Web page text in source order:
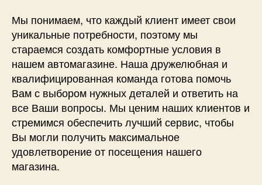
Мы понимаем, что каждый клиент имеет свои
уникальные потребности, поэтому мы
стараемся создать комфортные условия в
нашем автомагазине. Наша дружелюбная и
квалифицированная команда готова помочь
Вам с выбором нужных деталей и ответить на
все Ваши вопросы. Мы ценим наших клиентов и
стремимся обеспечить лучший сервис, чтобы
Вы могли получить максимальное
удовлетворение от посещения нашего
магазина.